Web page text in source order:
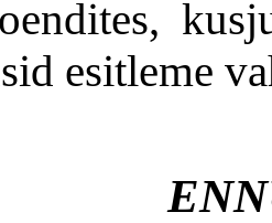
esitleme